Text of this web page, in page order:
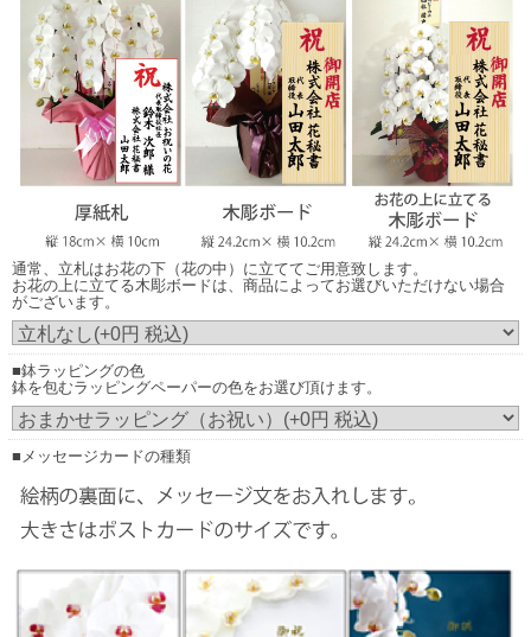
木調ボード
（正面からみたイメージ）
（横からみたイメージ）
お花の上に立てる木彫ボード
商品によってお選びいただけない場合がございます。
（正面からみたイメージ）
画像はイメージです。（こちらの商品は3本立ち30輪の胡蝶蘭です。）
実際にご注文いただくお花の規格により、立札の見え方が異なりますこと予め
発送のご案内時に配信される画像は、お花をメインに正面から撮影した画像の
配信となります。
お花の下（花の中）に立てた場合は立札内容が見えにくい場合もございます。
尚、実際の胡蝶蘭はアーチ状になっておりますので立札はお花に触れません。
通常、立札はお花の下（花の中）に立ててご用意致します。
お花の上に立てる木彫ボードは、商品によってお選びいただけない場合
がございます。
■鉢ラッピングの色
鉢を包むラッピングペーパーの色をお選び頂けます。
■メッセージカードの種類